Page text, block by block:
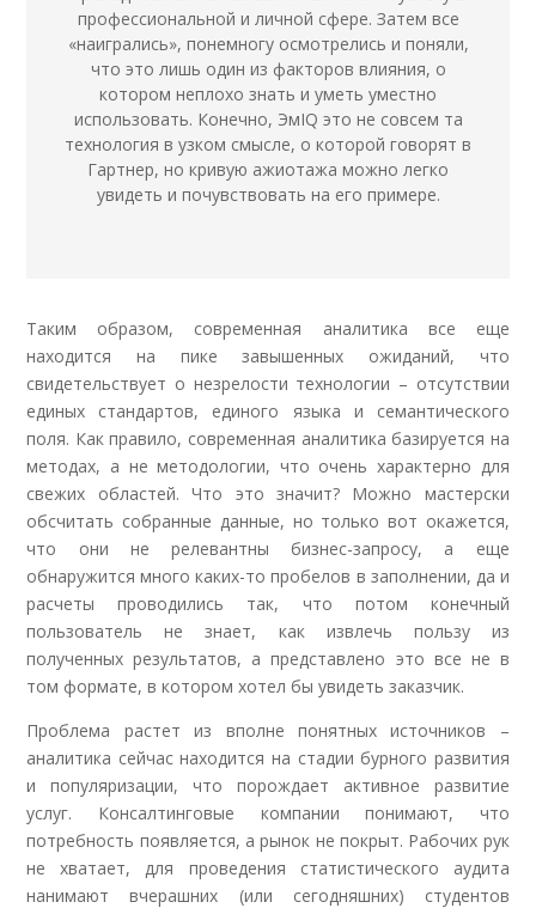
профессиональной и личной сфере. Затем все
«наигрались», понемногу осмотрелись и поняли,
что это лишь один из факторов влияния, о
котором неплохо знать и уметь уместно
использовать. Конечно, ЭмIQ это не совсем та
технология в узком смысле, о которой говорят в
Гартнер, но кривую ажиотажа можно легко
увидеть и почувствовать на его примере.
Таким образом, современная аналитика все еще
находится на пике завышенных ожиданий, что
свидетельствует о незрелости технологии – отсутствии
единых стандартов, единого языка и семантического
поля. Как правило, современная аналитика базируется на
методах, а не методологии, что очень характерно для
свежих областей. Что это значит? Можно мастерски
обсчитать собранные данные, но только вот окажется,
что они не релевантны бизнес-запросу, а еще
обнаружится много каких-то пробелов в заполнении, да и
расчеты проводились так, что потом конечный
пользователь не знает, как извлечь пользу из
полученных результатов, а представлено это все не в
том формате, в котором хотел бы увидеть заказчик.
Проблема растет из вполне понятных источников –
аналитика сейчас находится на стадии бурного развития
и популяризации, что порождает активное развитие
услуг. Консалтинговые компании понимают, что
потребность появляется, а рынок не покрыт. Рабочих рук
не хватает, для проведения статистического аудита
нанимают вчерашних (или сегодняшних) студентов